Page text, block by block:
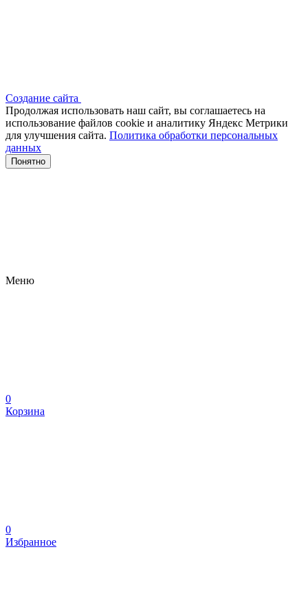
Создание сайта
Продолжая использовать наш сайт, вы соглашаетесь на
использование файлов сооkіе и аналитику Яндекс Метрики
для улучшения сайта. Политика обработки персональных
данных
Понятно
Меню
0
Корзина
0
Избранное